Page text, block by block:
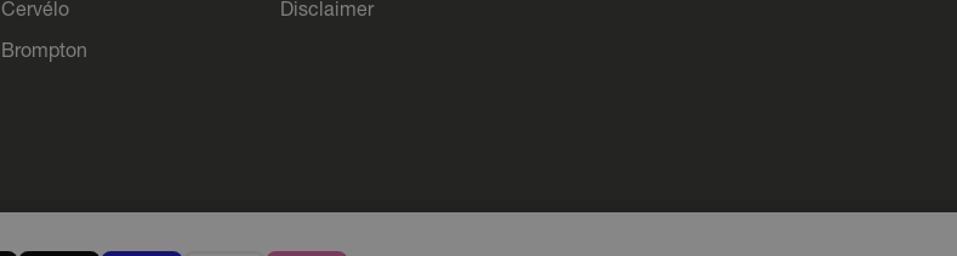
Cervélo
Brompton
Disclaimer